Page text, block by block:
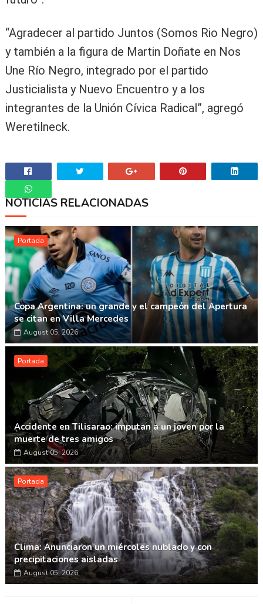
“Agradecer al partido Juntos (Somos Rio Negro)
y también a la figura de Martin Doñate en Nos
Une Río Negro, integrado por el partido
Justicialista y Nuevo Encuentro y a los
integrantes de la Unión Cívica Radical”, agregó
Weretilneck.
Whatsapp
NOTICIAS RELACIONADAS
Portada
Copa Argentina: un grande y el campeón del Apertura
se citan en Villa Mercedes
August 05, 2026
Portada
Accidente en Tilisarao: imputan a un joven por la
muerte de tres amigos
August 05, 2026
Portada
Clima: Anunciaron un miércoles nublado y con
precipitaciones aisladas
August 05, 2026